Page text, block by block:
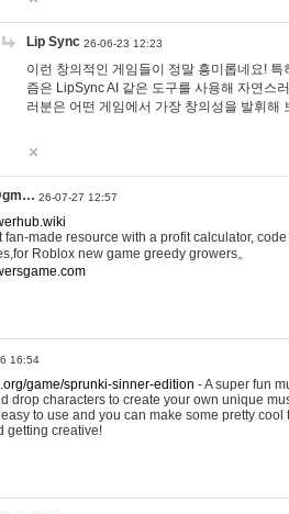
Lip Sync 26-06-23 12:23
이런 창의적인 게임들이 정말 흥미롭네요!
즘은 LipSync AI 같은 도구를 사용해 자연스
러분은 어떤 게임에서 가장 창의성을 발휘해
26-07-27 12:57
made resource with a profit calculator,
Roblox new game greedy growers。
16:54
game/sprunki-sinner-edition - A super fun
drop characters to create your own unique
to use and you can make some pretty
getting creative!